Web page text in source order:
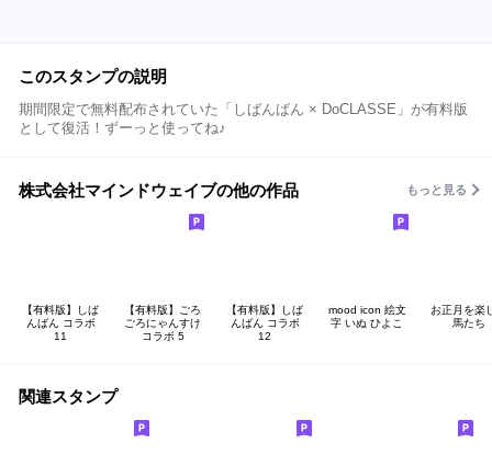
このスタンプの説明
期間限定で無料配布されていた「しばんばん × DoCLASSE」が有料版
として復活！ずーっと使ってね♪
株式会社マインドウェイブの他の作品 もっと見る
【有料版】しば
んばん コラボ
11
【有料版】ごろ
ごろにゃんすけ
コラボ 5
【有料版】しば
んばん コラボ
12
mood icon 絵文
字 いぬ ひよこ
お正月を楽
馬たち
関連スタンプ